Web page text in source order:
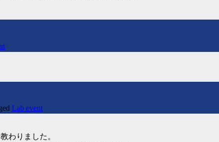
Lab event
わりました。